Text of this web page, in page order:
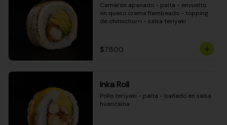
Camarón apanado - palta - envuelto
en queso crema flambeado - topping
de chimichurri - salsa teriyaki
$7.800
Inka Roll
Pollo teriyaki - palta - bañado en salsa
huancaína